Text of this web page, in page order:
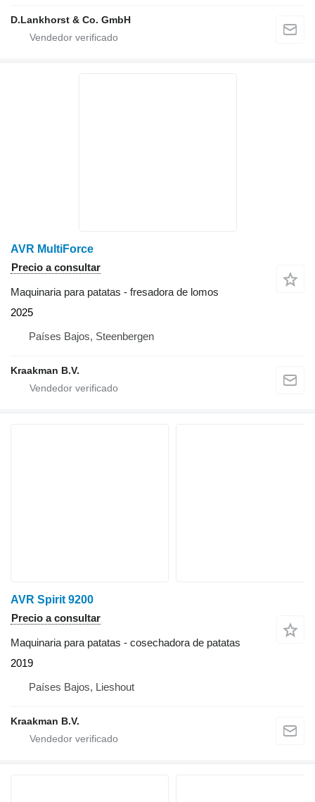
D.Lankhorst & Co. GmbH
AVR MultiForce
Precio a consultar
Maquinaria para patatas - fresadora de lomos
2025
Países Bajos, Steenbergen
Kraakman B.V.
AVR Spirit 9200
Precio a consultar
Maquinaria para patatas - cosechadora de patatas
2019
Países Bajos, Lieshout
Kraakman B.V.